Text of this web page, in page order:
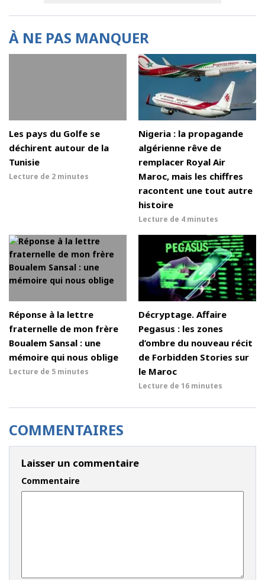
À NE PAS MANQUER
Les pays du Golfe se
déchirent autour de la
Tunisie
Lecture de 2 minutes
Nigeria : la propagande
algérienne rêve de
remplacer Royal Air
Maroc, mais les chiffres
racontent une tout autre
histoire
Lecture de 4 minutes
Réponse à la lettre
fraternelle de mon frère
Boualem Sansal : une
mémoire qui nous oblige
Lecture de 5 minutes
Décryptage. Affaire
Pegasus : les zones
d’ombre du nouveau récit
de Forbidden Stories sur
le Maroc
Lecture de 16 minutes
COMMENTAIRES
Laisser un commentaire
Commentaire